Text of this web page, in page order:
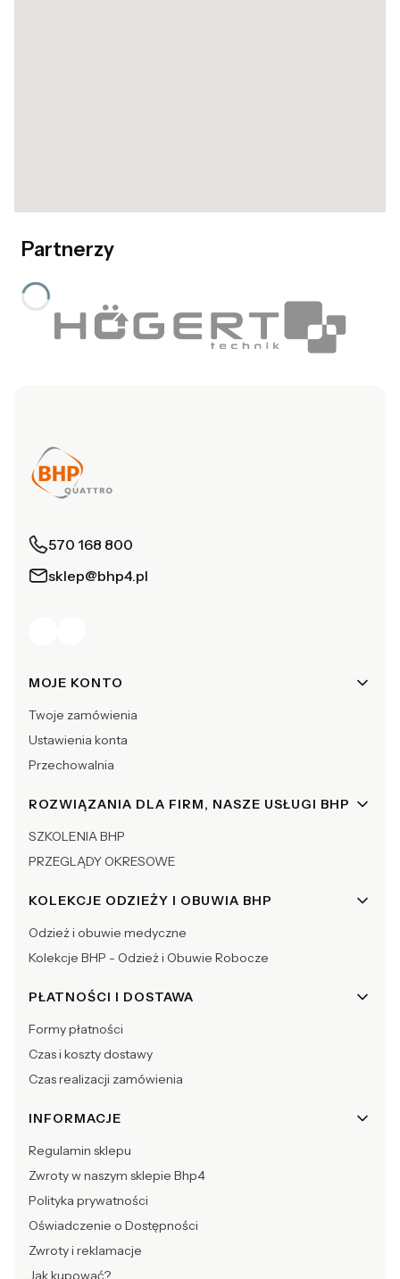
Partnerzy
570 168 800
sklep@bhp4.pl
Linki w stopce
MOJE KONTO
Twoje zamówienia
Ustawienia konta
Przechowalnia
ROZWIĄZANIA DLA FIRM, NASZE USŁUGI BHP
SZKOLENIA BHP
PRZEGLĄDY OKRESOWE
KOLEKCJE ODZIEŻY I OBUWIA BHP
Odzież i obuwie medyczne
Kolekcje BHP - Odzież i Obuwie Robocze
PŁATNOŚCI I DOSTAWA
Formy płatności
Czas i koszty dostawy
Czas realizacji zamówienia
INFORMACJE
Regulamin sklepu
Zwroty w naszym sklepie Bhp4
Polityka prywatności
Oświadczenie o Dostępności
Zwroty i reklamacje
Jak kupować?